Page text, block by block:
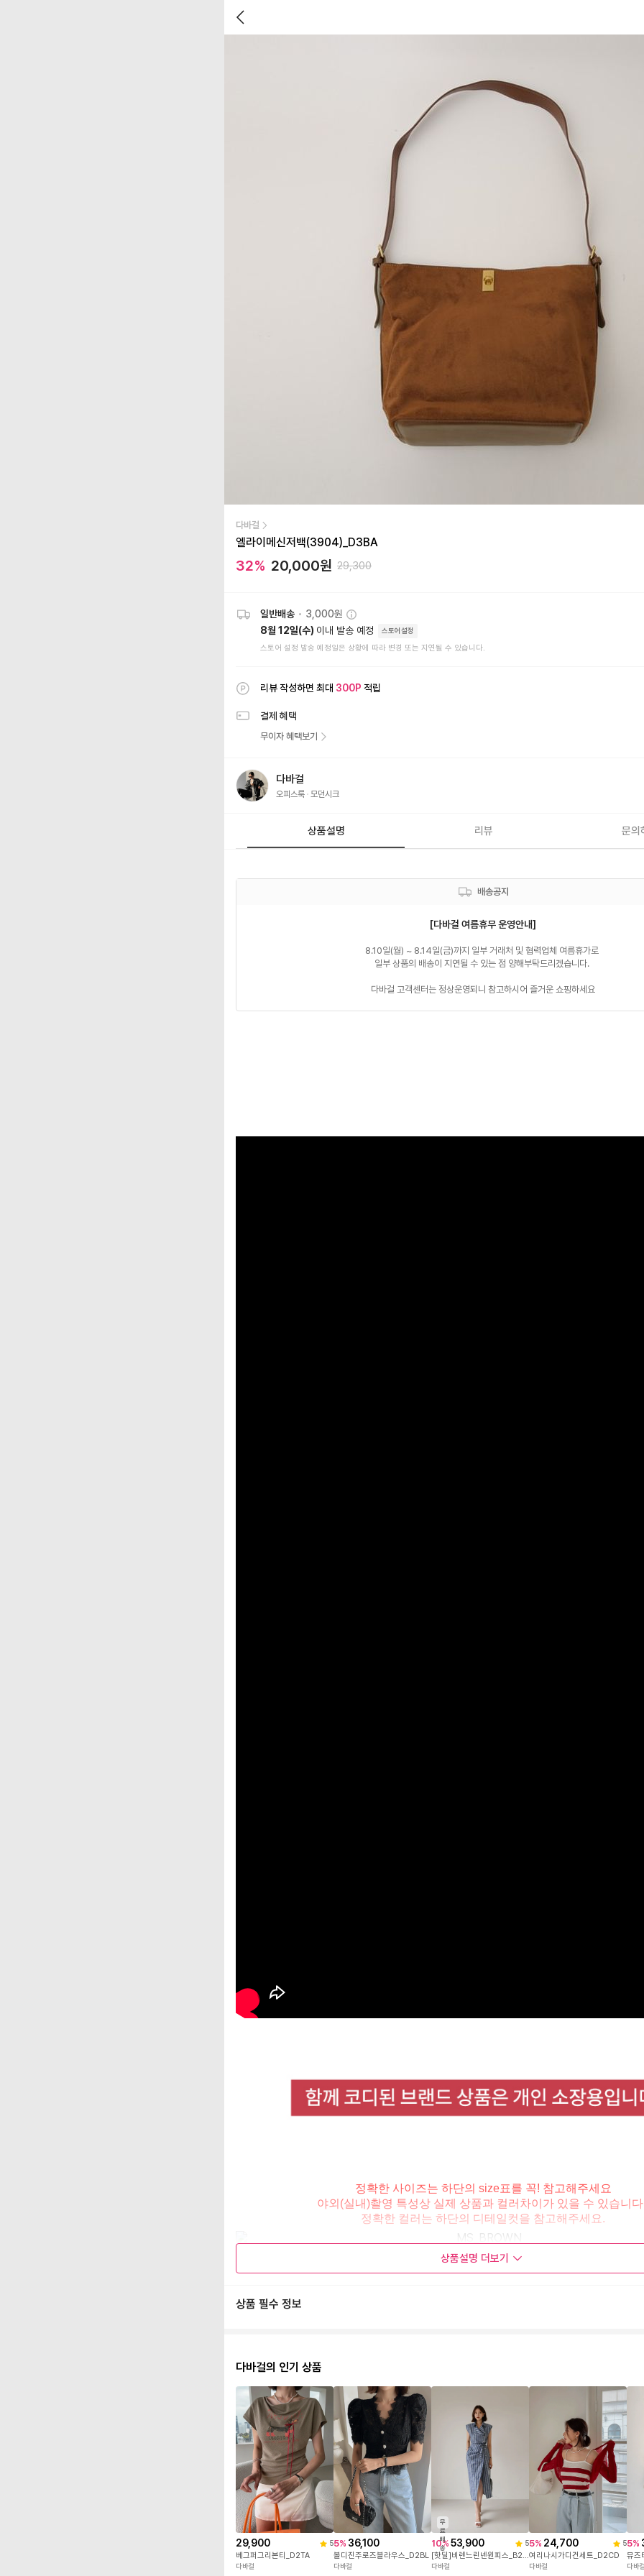
다바걸
엘라이메신저백(3904)_D3BA
32% 20,000원 29,300
일반배송 • 3,000원
8월 12일(수) 이내 발송 예정 스토어설정
스토어 설정 발송 예정일은 상황에 따라 변경 또는 지연될 수 있습니다.
리뷰 작성하면 최대 300P 적립
결제 혜택
무이자 혜택보기
다바걸
오피스룩 모던시크
상품설명 리뷰 문의
배송공지
[다바걸 여름휴무 운영안내]
8.10일(월) ~ 8.14일(금)까지 일부 거래처 및 협력업체 여름휴가로
일부 상품의 배송이 지연될 수 있는 점 양해부탁드리겠습니다.
다바걸 고객센터는 정상운영되니 참고하시어 즐거운 쇼핑하세요
정확한 사이즈는 하단의 size표를 꼭! 참고해주세요
야외(실내)촬영 특성상 실제 상품과 컬러차이가 있을 수 있습니
정확한 컬러는 하단의 디테일컷을 참고해주세요.
상품설명 더보기
상품 필수 정보
다바걸의 인기 상품
29,900 5
베그퍼그리본티_D2TA
다바걸
5% 36,100
볼디진주로즈블라우스_D2BL
다바걸
무
료
배
송
10% 53,900 5
[핫딜]비렌느린넨원피스_B2OP
다바걸
5% 24,700 5
여리나시가디건세트_D2CD
다바걸
5%
뮤즈
다바